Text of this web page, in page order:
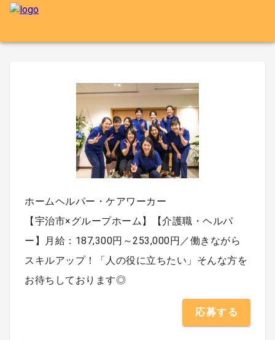
ホームヘルパー・ケアワーカー
【宇治市×グループホーム】【介護職・ヘルパ
ー】月給：187,300円～253,000円／働きながら
スキルアップ！「人の役に立ちたい」そんな方を
お待ちしております◎
応募する